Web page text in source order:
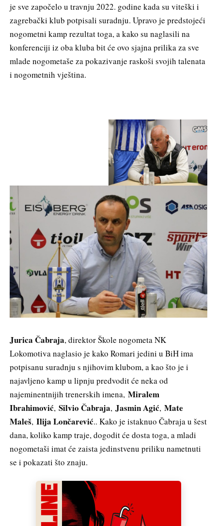
je sve započelo u travnju 2022. godine kada su viteški i
zagrebački klub potpisali suradnju. Upravo je predstojeći
nogometni kamp rezultat toga, a kako su naglasili na
konferenciji iz oba kluba bit će ovo sjajna prilika za sve
mlade nogometaše za pokazivanje raskoši svojih talenata
i nogometnih vještina.
Jurica Čabraja, direktor Škole nogometa NK
Lokomotiva naglasio je kako Romari jedini u BiH ima
potpisanu suradnju s njihovim klubom, a kao što je i
najavljeno kamp u lipnju predvodit će neka od
najeminentnijih trenerskih imena, Miralem
Ibrahimović, Silvio Čabraja, Jasmin Agić, Mate
Maleš, Ilija Lončarević.. Kako je istaknuo Čabraja u šest
dana, koliko kamp traje, dogodit će dosta toga, a mladi
nogometaši imat će zaista jedinstvenu priliku nametnuti
se i pokazati što znaju.